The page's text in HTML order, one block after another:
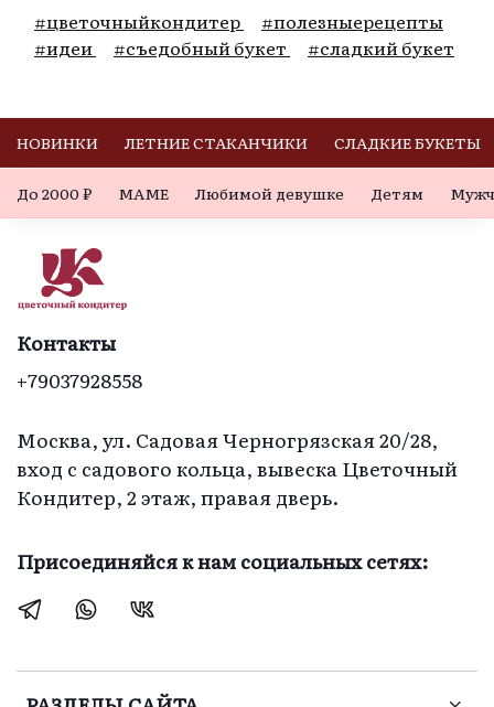
#цветочныйкондитер
#полезныерецепты
#идеи
#съедобный букет #сладкий букет
НОВИНКИ ЛЕТНИЕ СТАКАНЧИКИ СЛАДКИЕ БУКЕТЫ
До 2000 ₽ МАМЕ Любимой девушке Детям
Контакты
+79037928558
Москва, ул. Садовая Черногрязская 20/28,
вход с садового кольца, вывеска Цветочный
Кондитер, 2 этаж, правая дверь.
Присоединяйся к нам социальных сетях: